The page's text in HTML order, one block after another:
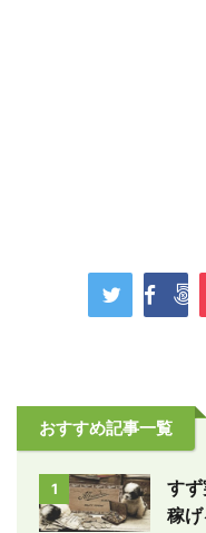
おすすめ記事一覧
1
す
稼